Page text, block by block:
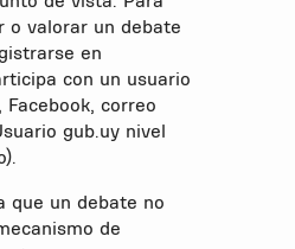
o valorar un debate
en
con un usuario
Facebook, correo
gub.uy nivel
que un debate no
de